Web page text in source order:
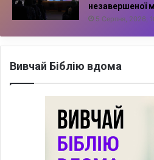
незавершеної
5 Серпня, 2026,
Вивчай Біблію вдома